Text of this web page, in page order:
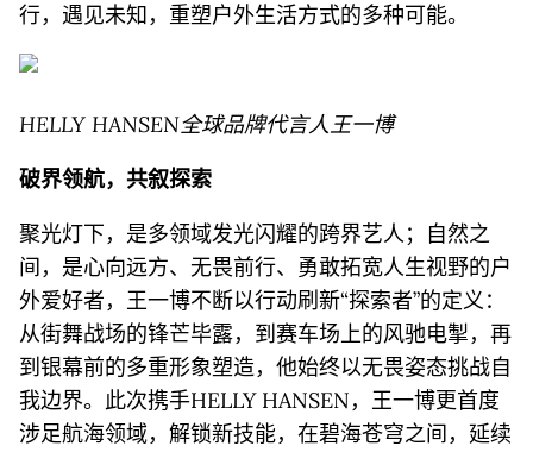
行，遇见未知，重塑户外生活方式的多种可能。
HELLY HANSEN全球品牌代言人王一博
破界领航，共叙探索
聚光灯下，是多领域发光闪耀的跨界艺人；自然之
间，是心向远方、无畏前行、勇敢拓宽人生视野的户
外爱好者，王一博不断以行动刷新“探索者”的定义：
从街舞战场的锋芒毕露，到赛车场上的风驰电掣，再
到银幕前的多重形象塑造，他始终以无畏姿态挑战自
我边界。此次携手HELLY HANSEN，王一博更首度
涉足航海领域，解锁新技能，在碧海苍穹之间，延续